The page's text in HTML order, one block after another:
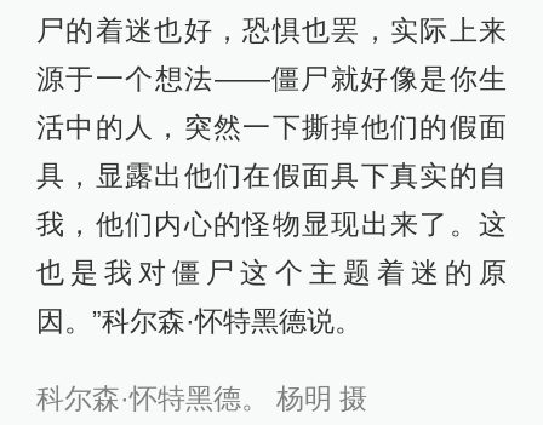
尸的着迷也好，恐惧也罢，实际上来
源于一个想法——僵尸就好像是你生
活中的人，突然一下撕掉他们的假面
具，显露出他们在假面具下真实的自
我，他们内心的怪物显现出来了。这
也是我对僵尸这个主题着迷的原
因。”科尔森·怀特黑德说。
科尔森·怀特黑德。 杨明 摄